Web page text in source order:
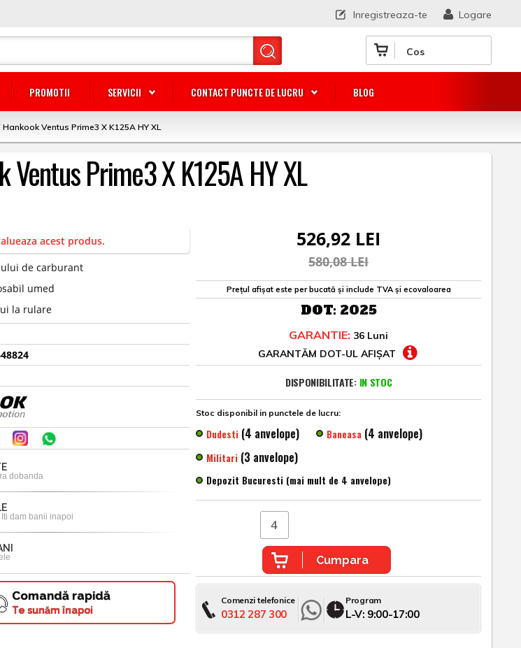
Cos
PROMOTII SERVICII CONTACT PUNCTE DE LUCRU BLOG
Logare
Inregistreaza-te
Ventus Prime3 X K125A HY XL
Prime3 X K125A HY XL
acest produs.
dobanda
dam banii inapoi
Comandă rapidă
Te sunăm înapoi
526,92 LEI
580,08 LEI
Prețul afișat este per bucată și include TVA și ecovaloarea
DOT: 2025
GARANTIE: 36 Luni
GARANTĂM DOT-UL AFIȘAT
DISPONIBILITATE: IN STOC
Stoc disponibil in punctele de lucru:
Dudesti (4 anvelope) Baneasa (4 anvelope)
Militari (3 anvelope)
Depozit Bucuresti (mai mult de 4 anvelope)
Cumpara
Comenzi telefonice
0312 287 300
Program
L-V: 9:00-17:00